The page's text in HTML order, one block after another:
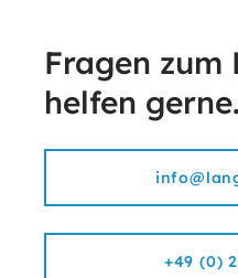
Fragen zum
helfen gerne.
+49 (0)